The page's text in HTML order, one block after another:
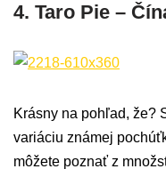
4. Taro Pie –
Krásny na pohľad, že?
variáciu známej
môžete poznať z